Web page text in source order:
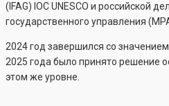
(IFAG) IOC UNESCO и российской
государственного управления
2024 год завершился со
2025 года было принято решение
этом же уровне.